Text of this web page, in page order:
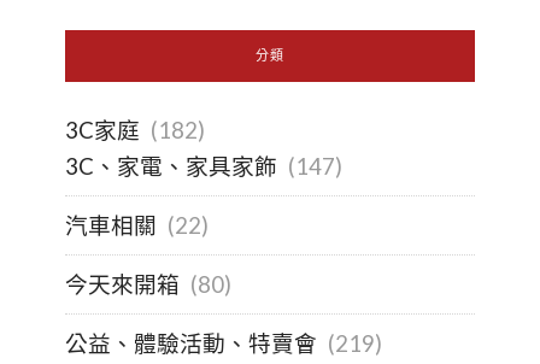
分類
3C家庭 (182)
3C、家電、家具家飾 (147)
汽車相關 (22)
今天來開箱 (80)
公益、體驗活動、特賣會 (219)